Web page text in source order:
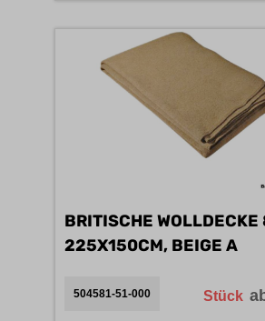
BRITISCHE WOLLDECKE
225X150CM, BEIGE A
504581-51-000 Stück